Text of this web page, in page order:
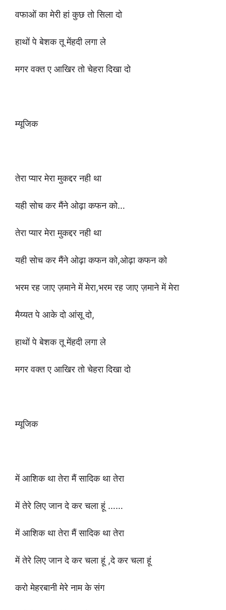
वफाओं का मेरी हां कुछ तो सिला दो
हाथों पे बेशक तू मेंहदी लगा ले
मगर वक्त ए आखिर तो चेहरा दिखा दो
म्यूजिक
तेरा प्यार मेरा मुकद्दर नही था
यही सोच कर मैंने ओढ़ा कफन को…
तेरा प्यार मेरा मुकद्दर नही था
यही सोच कर मैंने ओढ़ा कफन को,ओढ़ा कफन को
भरम रह जाए ज़माने में मेरा,भरम रह जाए ज़माने में मेरा
मैय्यत पे आके दो आंसू दो,
हाथों पे बेशक तू मेंहदी लगा ले
मगर वक्त ए आखिर तो चेहरा दिखा दो
म्यूजिक
में आशिक था तेरा मैं सादिक था तेरा
में तेरे लिए जान दे कर चला हूं ……
में आशिक था तेरा मैं सादिक था तेरा
में तेरे लिए जान दे कर चला हूं ,दे कर चला हूं
करो मेहरबानी मेरे नाम के संग